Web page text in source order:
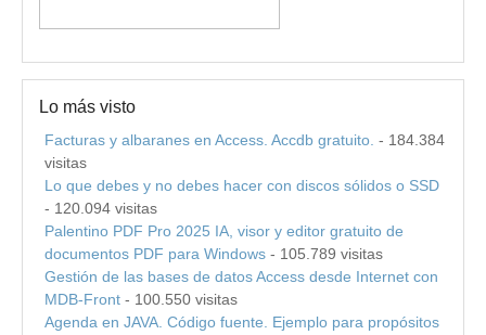
Lo más visto
Facturas y albaranes en Access. Accdb gratuito. - 184.384
visitas
Lo que debes y no debes hacer con discos sólidos o SSD
- 120.094 visitas
Palentino PDF Pro 2025 IA, visor y editor gratuito de
documentos PDF para Windows - 105.789 visitas
Gestión de las bases de datos Access desde Internet con
MDB-Front - 100.550 visitas
Agenda en JAVA. Código fuente. Ejemplo para propósitos